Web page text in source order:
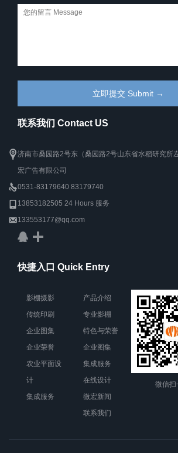
联系我们 Contact US
济南市桑园路2号东（桑园路2号山东省水稻研究所
宏广告有限公司
0531-83179640 83179740
13853182505 24 Hours 服务
133553177@qq.com
快捷入口 Quick Entry
影棚摄影
传统印刷
企业图集
企业荣誉
农业平面设
计
集成服务
产品介绍
专业影棚
特色与荣誉
企业图集
集成服务
在线设计
微宏新闻
联系我们
微信扫